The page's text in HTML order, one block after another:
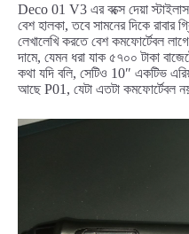
Deco 01 V3 এর বক্সে দেয়া
বেশ হালকা, তবে সামনের দিকে রাবার
লেখালেখি করতে বেশ কমফোর্টেবল
দামে, যেমন ধরা যাক ৫৭০০ টাকা
কথা যদি বলি, সেটিও 10″ একটিভ
আছে P01, যেটা এতটা কমফোর্টেবল